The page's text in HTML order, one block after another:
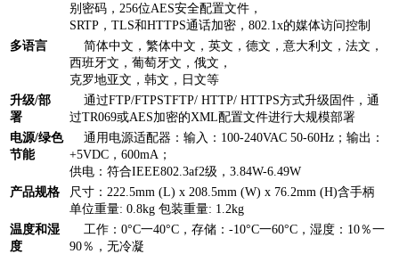
别密码，256位AES安全配置文件，
SRTP，TLS和HTTPS通话加密，802.1x的媒体访问控制
多语言
简体中文，繁体中文，英文，德文，意大利文，法文，
西班牙文，葡萄牙文，俄文，
克罗地亚文，韩文，日文等
升级/部
署
通过FTP/FTPSTFTP/ HTTP/ HTTPS方式升级固件，通
过TR069或AES加密的XML配置文件进行大规模部署
电源/绿色
节能
通用电源适配器：输入：100-240VAC 50-60Hz；输出：
+5VDC，600mA；
供电：符合IEEE802.3af2级，3.84W-6.49W
产品规格
尺寸：222.5mm (L) x 208.5mm (W) x 76.2mm (H)含手柄
单位重量: 0.8kg 包装重量: 1.2kg
温度和湿
度
工作：0°C一40°C，存储：-10°C一60°C，湿度：10％一
90％，无冷凝